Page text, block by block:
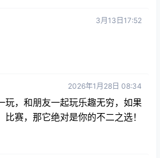
玩，和朋友一起玩乐趣无穷，如果
比赛，那它绝对是你的不二之选！